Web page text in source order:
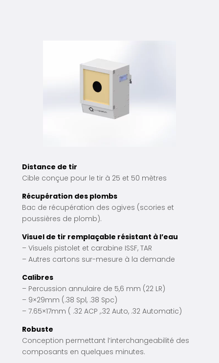
Distance de tir
Cible conçue pour le tir à 25 et 50 mètres
Récupération des plombs
Bac de récupération des ogives (scories et
poussières de plomb).
Visuel de tir remplaçable résistant à l’eau
– Visuels pistolet et carabine ISSF, TAR
– Autres cartons sur-mesure à la demande
Calibres
– Percussion annulaire de 5,6 mm (22 LR)
– 9×29mm (.38 Spl, .38 Spc)
– 7.65×17mm ( .32 ACP ,.32 Auto, .32 Automatic)
Robuste
Conception permettant l’interchangeabilité des
composants en quelques minutes.